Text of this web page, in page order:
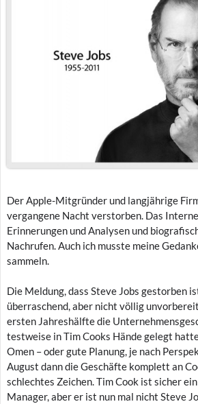
Der Apple-Mitgründer und langjährige
vergangene Nacht verstorben. Das
Erinnerungen und Analysen und
Nachrufen. Auch ich musste meine
sammeln.
Die Meldung, dass Steve Jobs gestorben
überraschend, aber nicht völlig
ersten Jahreshälfte die
testweise in Tim Cooks Hände gelegt
Omen – oder gute Planung, je nach
August dann die Geschäfte komplett an
schlechtes Zeichen. Tim Cook ist sicher
Manager, aber er ist nun mal nicht Steve